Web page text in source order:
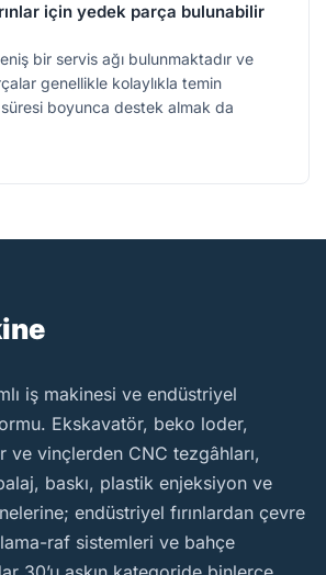
için yedek parça bulunabilir
bir servis ağı bulunmaktadır ve
genellikle kolaylıkla temin
boyunca destek almak da
iş makinesi ve endüstriyel
Ekskavatör, beko loder,
vinçlerden CNC tezgâhları,
baskı, plastik enjeksiyon ve
endüstriyel fırınlardan çevre
raf sistemleri ve bahçe